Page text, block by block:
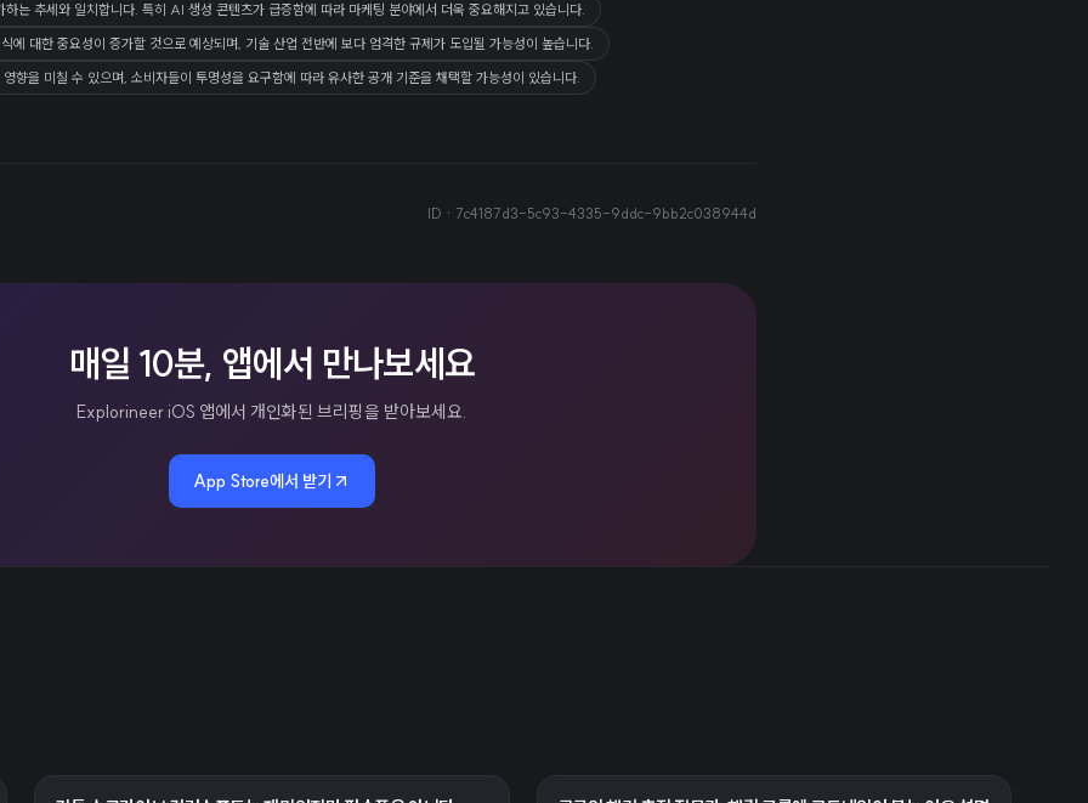
는 추세와 일치합니다. 특히 AI 생성 콘텐츠가 급증함에 따라 마케팅 분야에서 더욱 중요해지고 있습니다.
대한 중요성이 증가할 것으로 예상되며, 기술 산업 전반에 보다 엄격한 규제가 도입될 가능성이 높습니다.
향을 미칠 수 있으며, 소비자들이 투명성을 요구함에 따라 유사한 공개 기준을 채택할 가능성이 있습니다.
ID · 7c4187d3-5c93-4335-9ddc-9bb2c038944d
매일 10분, 앱에서 만나보세요
Explorineer iOS 앱에서 개인화된 브리핑을 받아보세요.
App Store에서 받기